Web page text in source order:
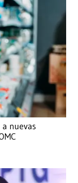
nuevas